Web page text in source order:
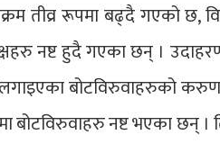
तीव्र रूपमा बढ्दै गएको छ,
नष्ट हुदै गएका छन् ।
बोटविरुवाहरुको
नष्ट भएका छन् ।